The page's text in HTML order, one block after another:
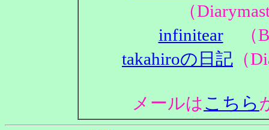
（
infinitear（
takahiroの日記 （
メールはこちら